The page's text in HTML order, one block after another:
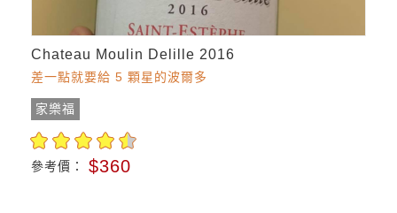
Chateau Moulin Delille 2016
差一點就要給 5 顆星的波爾多
家樂福
參考價： $360